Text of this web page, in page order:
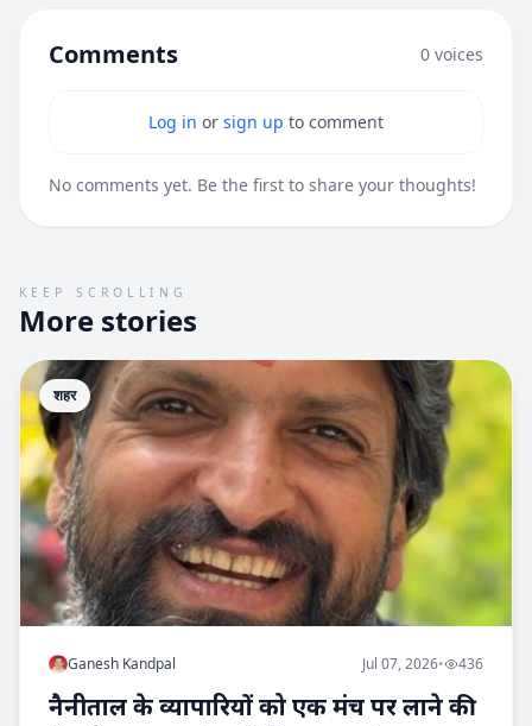
Comments 0 voices
Log in or sign up to comment
No comments yet. Be the first to share your thoughts!
KEEP SCROLLING
More stories
शहर
Ganesh Kandpal Jul 07, 2026• 436
नैनीताल के व्यापारियों को एक मंच पर लाने की